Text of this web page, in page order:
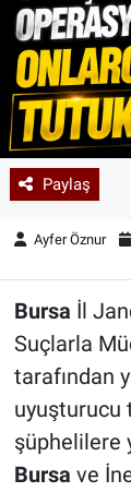
Paylaş
Ayfer Öznur
Bursa İl
Suçlarla
tarafından
uyuşturucu
şüphelilere
Bursa ve
Siyaset
Yazarlar